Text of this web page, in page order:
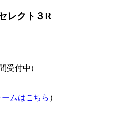
レクト３R
受付中）
ムはこちら ）